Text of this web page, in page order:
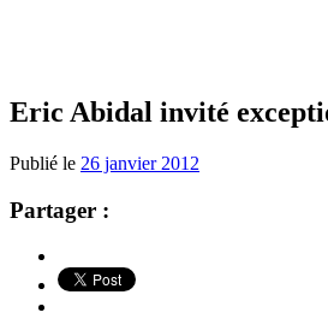
Eric Abidal invité
Publié le 26 janvier 2012
Partager :